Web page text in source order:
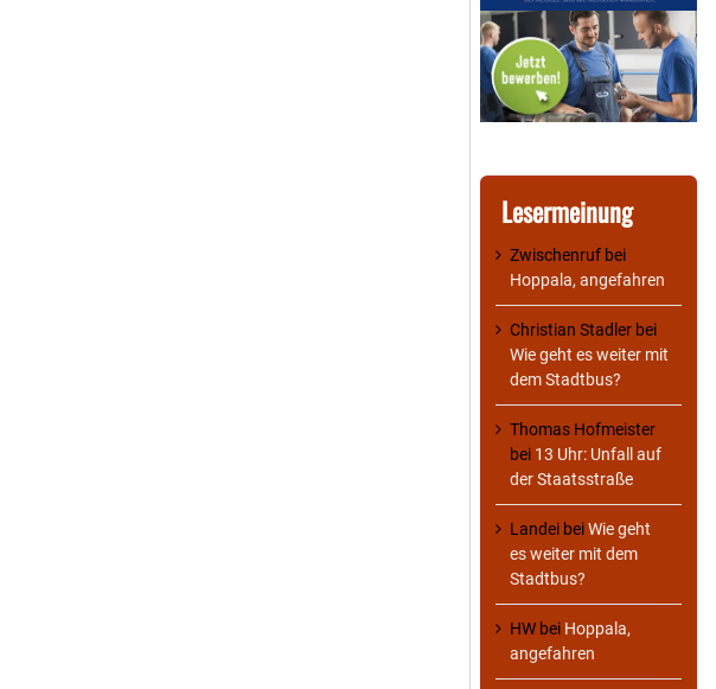
Lesermeinung
Zwischenruf bei
Hoppala, angefahren
Christian Stadler bei
Wie geht es weiter mit
dem Stadtbus?
Thomas Hofmeister
bei 13 Uhr: Unfall auf
der Staatsstraße
Landei beiWie geht
es weiter mit dem
Stadtbus?
HW bei Hoppala,
angefahren